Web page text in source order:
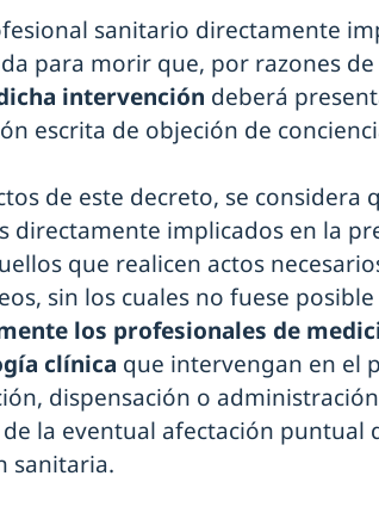
sanitario directamente
para morir que, por razones de
intervención deberá
escrita de objeción de
de este decreto, se considera
directamente implicados en la
que realicen actos
sin los cuales no fuese
los profesionales de
clínica que intervengan en el
dispensación o
la eventual afectación puntual
sanitaria.